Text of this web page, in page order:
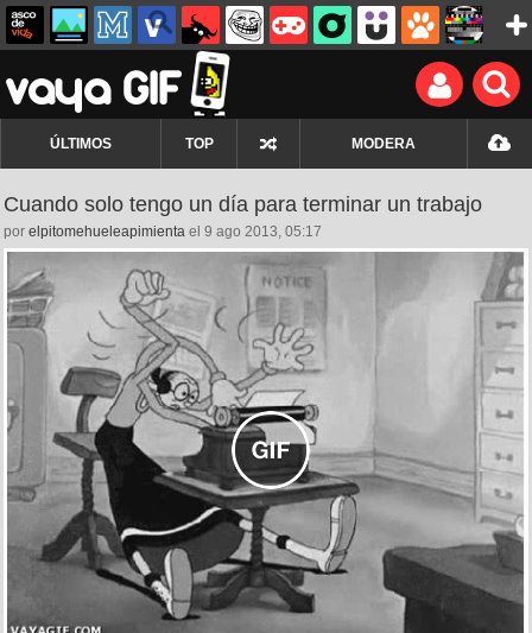
ÚLTIMOS TOP MODERA
Cuando solo tengo un día para terminar un trabajo
por elpitomehueleapimienta el 9 ago 2013, 05:17